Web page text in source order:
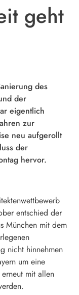
geht
des
der
eigentlich
zur
neu aufgerollt
der
hervor.
entschied der
München mit dem
nicht hinnehmen
um eine
mit allen